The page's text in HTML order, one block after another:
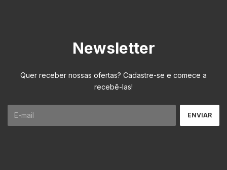
Newsletter
Quer receber nossas ofertas? Cadastre-se e comece a
recebê-las!